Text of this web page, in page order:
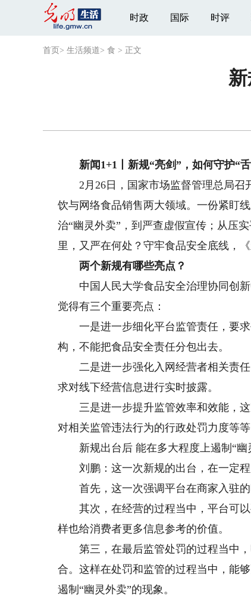
时政 国际 时评
首页 > 生活频道> 食 > 正文
新闻1+1丨新规“亮剑”，如何守护“
2月26日，国家市场监督管理总局召
饮与网络食品销售两大领域。一份紧盯
治“幽灵外卖”，到严查虚假宣传；从压
里，又严在何处？守牢食品安全底线，
两个新规有哪些亮点？
中国人民大学食品安全治理协同创新
觉得有三个重要亮点：
一是进一步细化平台监管责任，要求
构，不能把食品安全责任分包出去。
二是进一步强化入网经营者相关责任
求对线下经营信息进行实时披露。
三是进一步提升监管效率和效能，这
对相关监管违法行为的行政处罚力度等等
新规出台后 能在多大程度上遏制“幽
刘鹏：这一次新规的出台，在一定程
首先，这一次强调平台在商家入驻的
其次，在经营的过程当中，平台可以
样也给消费者更多信息参考的价值。
第三，在最后监管处罚的过程当中，
合。这样在处罚和监管的过程当中，能
遏制“幽灵外卖”的现象。